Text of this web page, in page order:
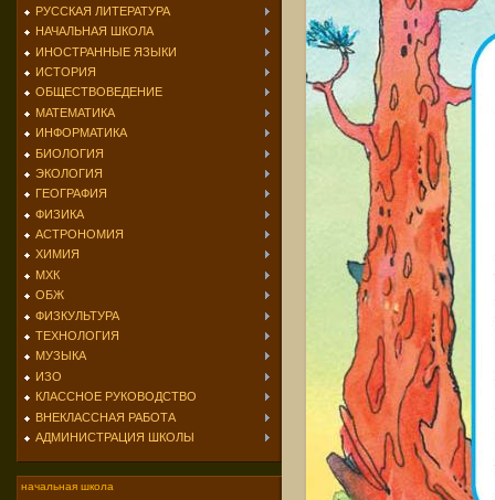
РУССКАЯ ЛИТЕРАТУРА
НАЧАЛЬНАЯ ШКОЛА
ИНОСТРАННЫЕ ЯЗЫКИ
ИСТОРИЯ
ОБЩЕСТВОВЕДЕНИЕ
МАТЕМАТИКА
ИНФОРМАТИКА
БИОЛОГИЯ
ЭКОЛОГИЯ
ГЕОГРАФИЯ
ФИЗИКА
АСТРОНОМИЯ
ХИМИЯ
МХК
ОБЖ
ФИЗКУЛЬТУРА
ТЕХНОЛОГИЯ
МУЗЫКА
ИЗО
КЛАССНОЕ РУКОВОДСТВО
ВНЕКЛАССНАЯ РАБОТА
АДМИНИСТРАЦИЯ ШКОЛЫ
начальная школа